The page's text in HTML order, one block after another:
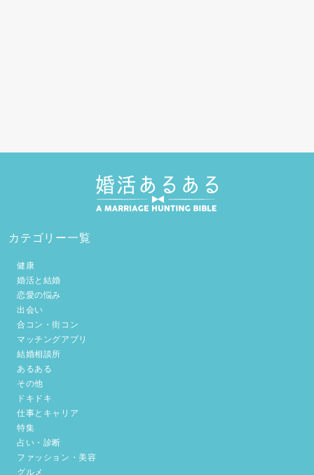
カテゴリー一覧
健康
婚活と結婚
恋愛の悩み
出会い
合コン・街コン
マッチングアプリ
結婚相談所
あるある
その他
ドキドキ
仕事とキャリア
特集
占い・診断
ファッション・美容
グルメ